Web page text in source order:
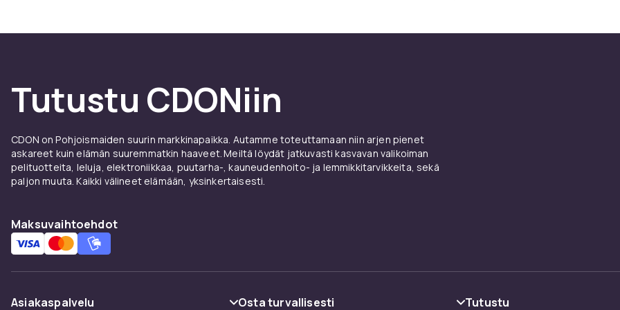
Tutustu CDONiin
CDON on Pohjoismaiden suurin markkinapaikka. Autamme toteuttamaan niin arjen pienet
askareet kuin elämän suuremmatkin haaveet. Meiltä löydät jatkuvasti kasvavan valikoiman
pelituotteita, leluja, elektroniikkaa, puutarha-, kauneudenhoito- ja lemmikkitarvikkeita, sekä
paljon muuta. Kaikki välineet elämään, yksinkertaisesti.
Maksuvaihtoehdot
Asiakaspalvelu Osta turvallisesti Tutustu